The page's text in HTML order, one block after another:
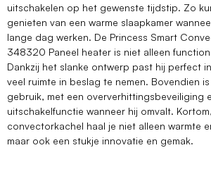
uitschakelen op het gewenste tijdstip. Zo
genieten van een warme slaapkamer
lange dag werken. De Princess Smart
348320 Paneel heater is niet alleen
Dankzij het slanke ontwerp past hij perfect
veel ruimte in beslag te nemen. Bovendien
gebruik, met een oververhittingsbeveiliging
uitschakelfunctie wanneer hij omvalt.
convectorkachel haal je niet alleen warmte
maar ook een stukje innovatie en gemak.